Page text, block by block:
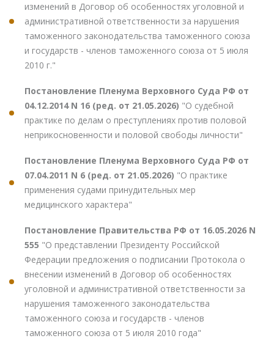
изменений в Договор об особенностях уголовной и
административной ответственности за нарушения
таможенного законодательства таможенного союза
и государств - членов таможенного союза от 5 июля
2010 г."
Постановление Пленума Верховного Суда РФ от
04.12.2014 N 16 (ред. от 21.05.2026) "О судебной
практике по делам о преступлениях против половой
неприкосновенности и половой свободы личности"
Постановление Пленума Верховного Суда РФ от
07.04.2011 N 6 (ред. от 21.05.2026) "О практике
применения судами принудительных мер
медицинского характера"
Постановление Правительства РФ от 16.05.2026 N
555 "О представлении Президенту Российской
Федерации предложения о подписании Протокола о
внесении изменений в Договор об особенностях
уголовной и административной ответственности за
нарушения таможенного законодательства
таможенного союза и государств - членов
таможенного союза от 5 июля 2010 года"